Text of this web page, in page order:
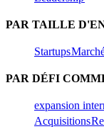
PAR TAILLE
Startups​​
PAR DÉFI
expansion
Acquisitions​​